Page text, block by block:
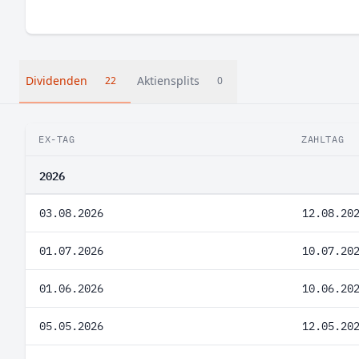
Dividenden 22 Aktiensplits 0
EX-TAG ZAHLTAG
2026
03.08.2026
01.07.2026
01.06.2026
05.05.2026